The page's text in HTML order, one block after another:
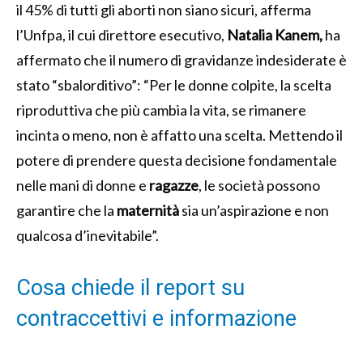
il 45% di tutti gli aborti non siano sicuri, afferma
l’Unfpa, il cui direttore esecutivo, Natalia Kanem,ha
affermato che il numero di gravidanze indesiderate è
stato “sbalorditivo”: “Per le donne colpite, la scelta
riproduttiva che più cambia la vita, se rimanere
incinta o meno, non è affatto una scelta. Mettendo il
potere di prendere questa decisione fondamentale
nelle mani di donne e ragazze, le società possono
garantire che la maternitàsia un’aspirazione e non
qualcosa d’inevitabile”.
Cosa chiede il report su
contraccettivi e informazione